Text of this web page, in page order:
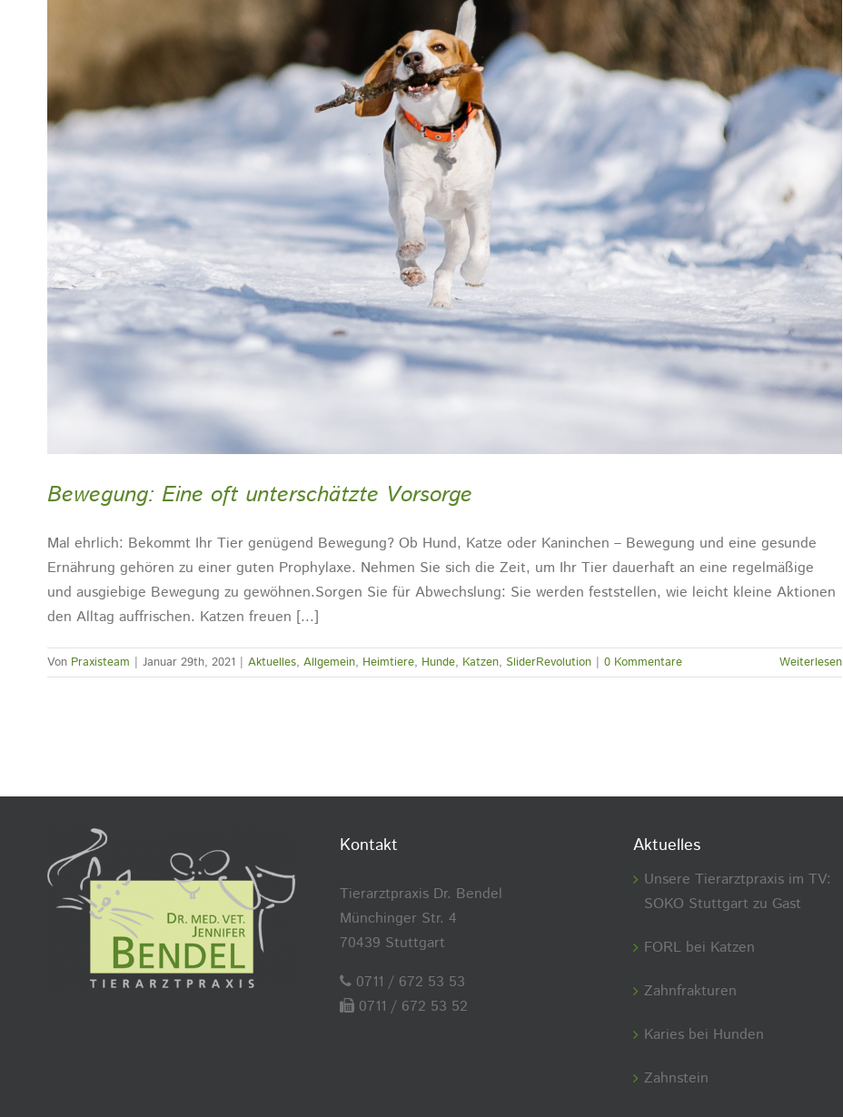
Bewegung: Eine oft unterschätzte Vorsorge
Mal ehrlich: Bekommt Ihr Tier genügend Bewegung? Ob Hund, Katze oder Kaninchen – Bewegung und eine gesunde
Ernährung gehören zu einer guten Prophylaxe. Nehmen Sie sich die Zeit, um Ihr Tier dauerhaft an eine regelmäßige
und ausgiebige Bewegung zu gewöhnen.Sorgen Sie für Abwechslung: Sie werden feststellen, wie leicht kleine Aktionen
den Alltag auffrischen. Katzen freuen [...]
Von Praxisteam | Januar 29th, 2021 | Aktuelles, Allgemein, Heimtiere, Hunde, Katzen, SliderRevolution | 0 Kommentare Weiterlesen
Kontakt
Tierarztpraxis Dr. Bendel
Münchinger Str. 4
70439 Stuttgart
0711 / 672 53 53
0711 / 672 53 52
Aktuelles
Unsere Tierarztpraxis im TV:
SOKO Stuttgart zu Gast
FORL bei Katzen
Zahnfrakturen
Karies bei Hunden
Zahnstein